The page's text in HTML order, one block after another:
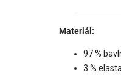
Materiál:
97 %
3 %